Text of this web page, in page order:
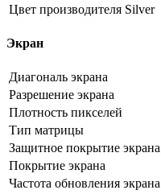
Цвет производителя Silver
Экран
Диагональ экрана
Разрешение экрана
Плотность пикселей
Тип матрицы
Защитное покрытие экрана
Покрытие экрана
Частота обновления экрана